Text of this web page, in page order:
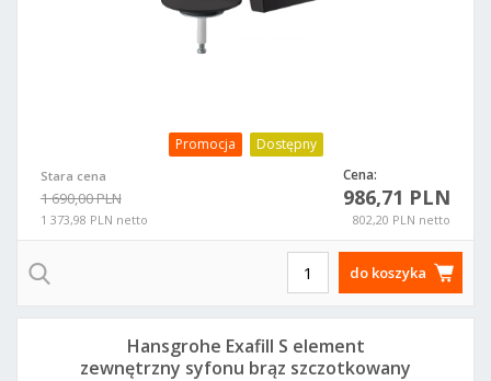
Promocja Dostępny
Stara cena
1 690,00 PLN
1 373,98 PLN netto
Cena:
986,71 PLN
802,20 PLN netto
do koszyka
Hansgrohe Exafill S element
zewnętrzny syfonu brąz szczotkowany